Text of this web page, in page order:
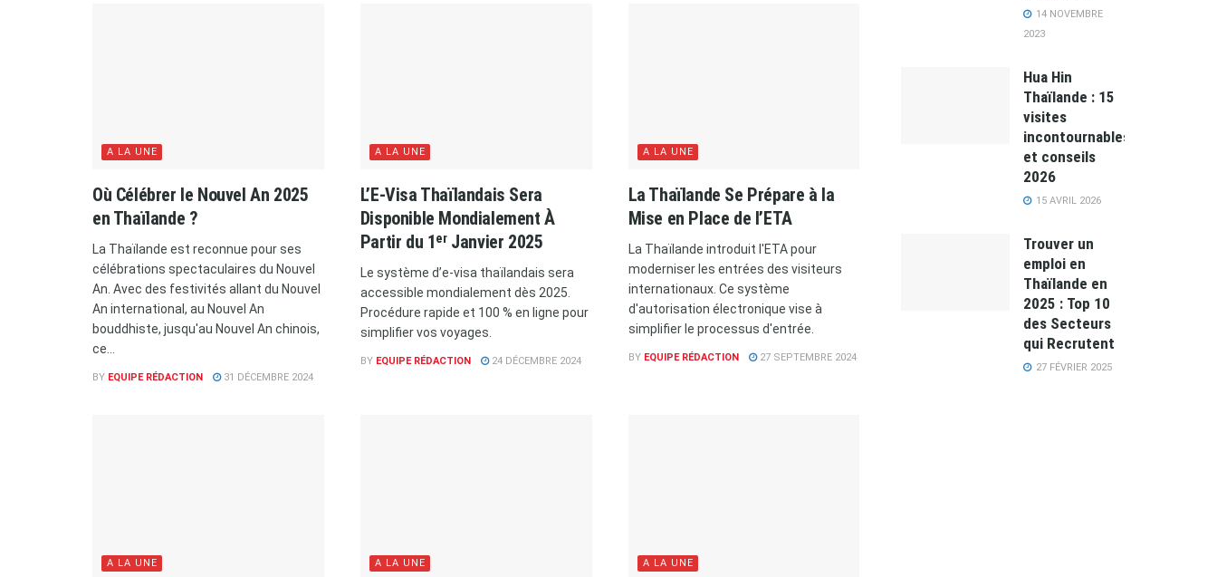
A LA UNE
Où Célébrer le Nouvel An 2025
en Thaïlande ?
La Thaïlande est reconnue pour ses
célébrations spectaculaires du Nouvel
An. Avec des festivités allant du Nouvel
An international, au Nouvel An
bouddhiste, jusqu'au Nouvel An chinois,
ce...
BY EQUIPE RÉDACTION 31 DÉCEMBRE 2024
A LA UNE
L’E-Visa Thaïlandais Sera
Disponible Mondialement À
Partir du 1ᵉʳ Janvier 2025
Le système d’e-visa thaïlandais sera
accessible mondialement dès 2025.
Procédure rapide et 100 % en ligne pour
simplifier vos voyages.
BY EQUIPE RÉDACTION 24 DÉCEMBRE 2024
A LA UNE
La Thaïlande Se Prépare à la
Mise en Place de l’ETA
La Thaïlande introduit l'ETA pour
moderniser les entrées des visiteurs
internationaux. Ce système
d'autorisation électronique vise à
simplifier le processus d'entrée.
BY EQUIPE RÉDACTION 27 SEPTEMBRE 2024
A LA UNE A LA UNE A LA UNE
14 NOVEMBRE
2023
Hua Hin
Thaïlande : 15
visites
incontournables
et conseils
2026
15 AVRIL 2026
Trouver un
emploi en
Thaïlande en
2025 : Top 10
des Secteurs
qui Recrutent
27 FÉVRIER 2025